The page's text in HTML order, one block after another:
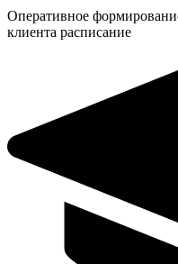
Оперативное
клиента расписание